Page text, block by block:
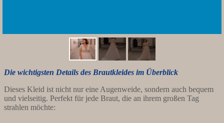
Die wichtigsten Details des Brautkleides im Überblick
Dieses Kleid ist nicht nur eine Augenweide, sondern auch bequem
und vielseitig. Perfekt für jede Braut, die an ihrem großen Tag
strahlen möchte: